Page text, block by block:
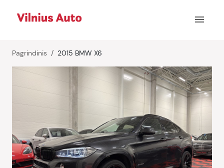
menu
Pagrindinis 2015 BMW X6